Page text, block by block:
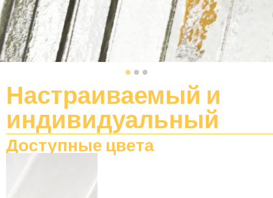
Настраиваемый и
индивидуальный
Доступные цвета